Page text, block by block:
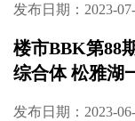
发布日期：2023-
楼市BBK第88
综合体 松雅湖
发布日期：2023-